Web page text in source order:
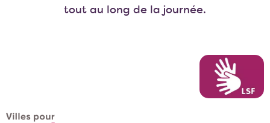
tout au long de la journée.